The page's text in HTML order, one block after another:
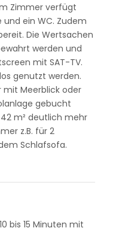
Zimmer verfügt
und ein WC. Zudem
Die Wertsachen
werden und
mit SAT-TV.
genutzt werden.
mit Meerblick oder
gebucht
m² deutlich mehr
z.B. für 2
Schlafsofa.
bis 15 Minuten mit